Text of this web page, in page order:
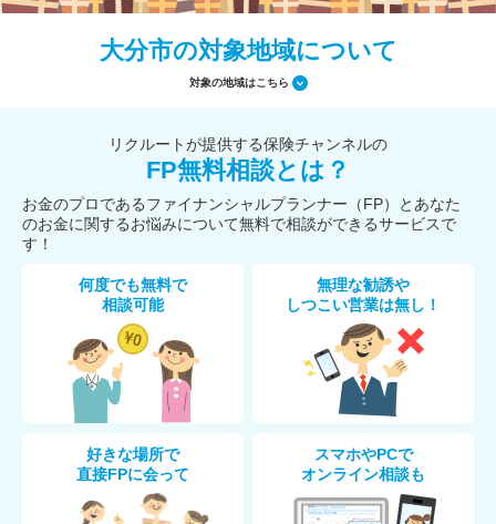
大分市の対象地域について
対象の地域はこちら
リクルートが提供する保険チャンネルの
FP無料相談とは？
お金のプロであるファイナンシャルプランナー（FP）とあなた
のお金に関するお悩みについて無料で相談ができるサービスで
す！
何度でも無料で
相談可能
無理な勧誘や
しつこい営業は無し！
好きな場所で
直接FPに会って
スマホやPCで
オンライン相談も